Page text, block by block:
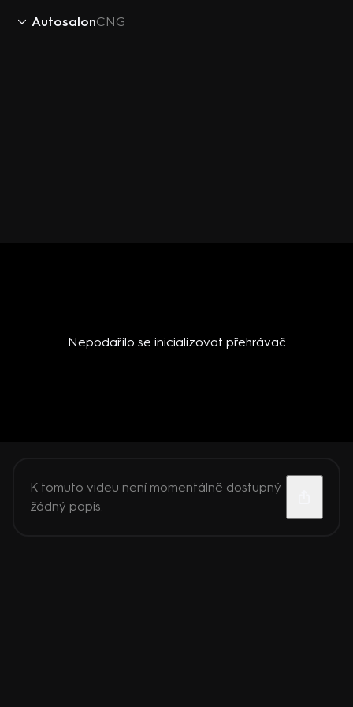
AutosalonCNG
Nepodařilo se inicializovat přehrávač
K tomuto videu není momentálně dostupný
žádný popis.